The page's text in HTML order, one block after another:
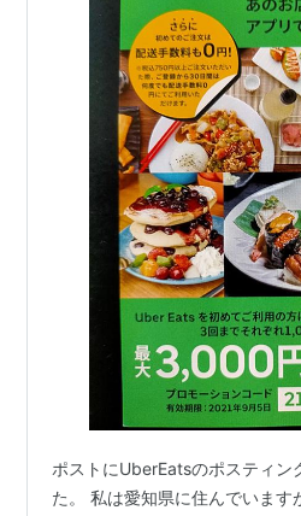
ポストにUberEatsのポスティン
た。 私は愛知県に住んでいます